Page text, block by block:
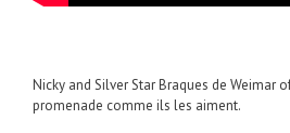
Nicky and Silver Star Braques de Weimar
promenade comme ils les aiment.